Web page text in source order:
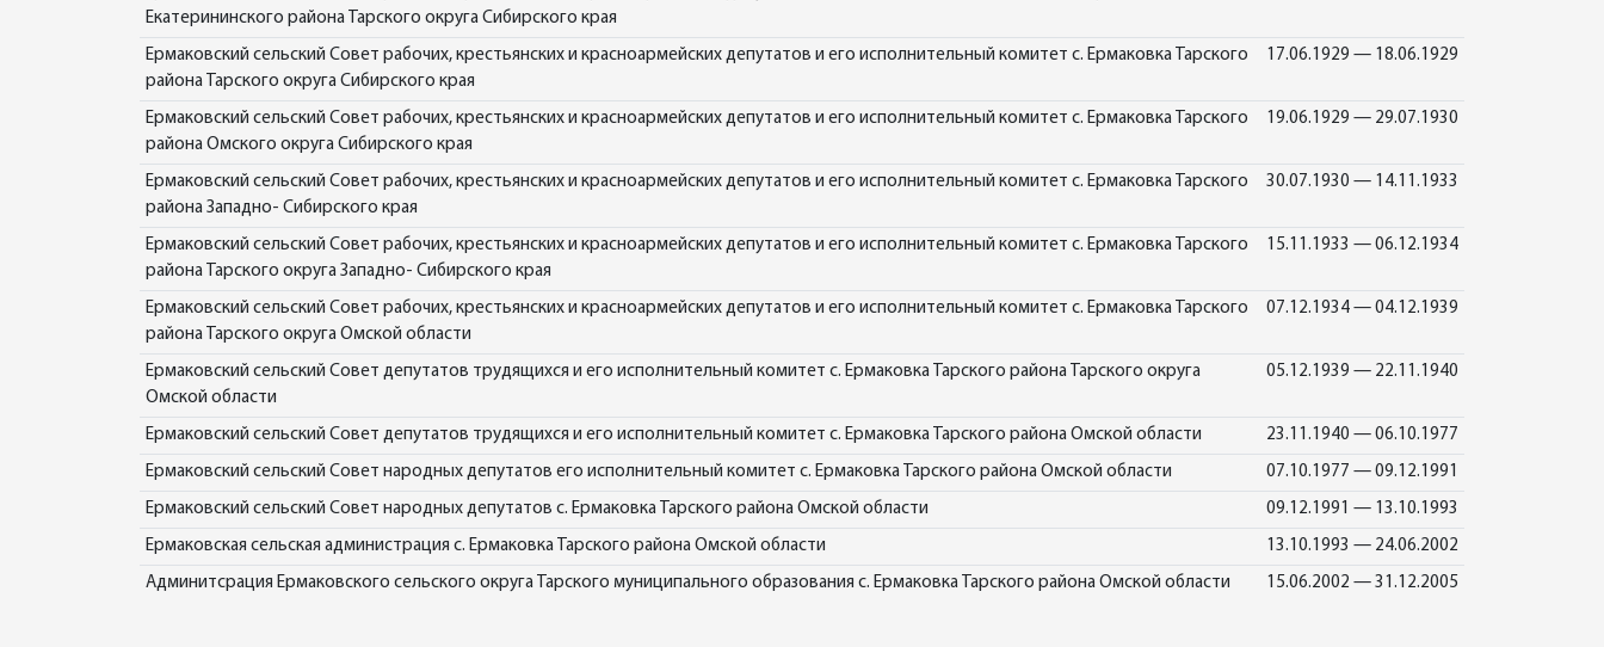
Екатерининского района Тарского округа Сибирского края
Ермаковский сельский Совет рабочих, крестьянских и красноармейских депутатов и его исполнительный комитет с. Ермаковка Тарского
района Тарского округа Сибирского края
17.06.1929 — 18.06.1929
Ермаковский сельский Совет рабочих, крестьянских и красноармейских депутатов и его исполнительный комитет с. Ермаковка Тарского
района Омского округа Сибирского края
19.06.1929 — 29.07.1930
Ермаковский сельский Совет рабочих, крестьянских и красноармейских депутатов и его исполнительный комитет с. Ермаковка Тарского
района Западно- Сибирского края
30.07.1930 — 14.11.1933
Ермаковский сельский Совет рабочих, крестьянских и красноармейских депутатов и его исполнительный комитет с. Ермаковка Тарского
района Тарского округа Западно- Сибирского края
15.11.1933 — 06.12.1934
Ермаковский сельский Совет рабочих, крестьянских и красноармейских депутатов и его исполнительный комитет с. Ермаковка Тарского
района Тарского округа Омской области
07.12.1934 — 04.12.1939
Ермаковский сельский Совет депутатов трудящихся и его исполнительный комитет с. Ермаковка Тарского района Тарского округа
Омской области
05.12.1939 — 22.11.1940
Ермаковский сельский Совет депутатов трудящихся и его исполнительный комитет с. Ермаковка Тарского района Омской области 23.11.1940 — 06.10.1977
Ермаковский сельский Совет народных депутатов его исполнительный комитет с. Ермаковка Тарского района Омской области 07.10.1977 — 09.12.1991
Ермаковский сельский Совет народных депутатов с. Ермаковка Тарского района Омской области 09.12.1991 — 13.10.1993
Ермаковская сельская администрация с. Ермаковка Тарского района Омской области 13.10.1993 — 24.06.2002
Админитсрация Ермаковского сельского округа Тарского муниципального образования с. Ермаковка Тарского района Омской области 15.06.2002 — 31.12.2005